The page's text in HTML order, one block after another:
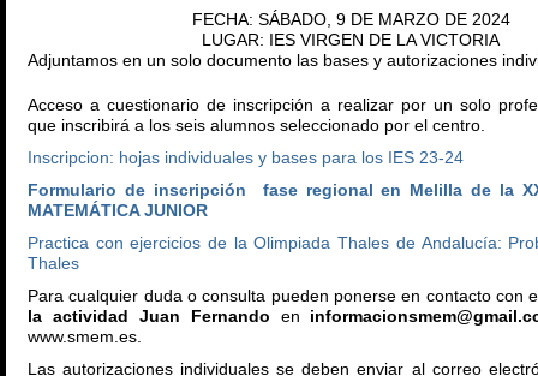
FECHA: SÁBADO, 9 DE MARZO DE 2024
LUGAR: IES VIRGEN DE LA VICTORIA
Adjuntamos en un solo documento las bases y autorizaciones
Acceso a cuestionario de inscripción a realizar por un solo
que inscribirá a los seis alumnos seleccionado por el centro.
Inscripcion: hojas individuales y bases para los IES 23-24
Formulario de inscripción fase regional en Melilla de la
MATEMÁTICA JUNIOR
Practica con ejercicios de la Olimpiada Thales de Andalucía:
Thales
Para cualquier duda o consulta pueden ponerse en contacto con
la actividad Juan Fernando en
www.smem.es.
Las autorizaciones individuales se deben enviar al correo